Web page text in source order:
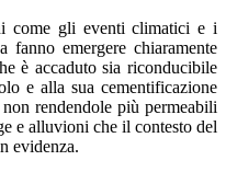
come gli eventi climatici e i
emergere chiaramente
è accaduto sia riconducibile
e alla sua cementificazione
rendendole più permeabili
e alluvioni che il contesto del
evidenza.